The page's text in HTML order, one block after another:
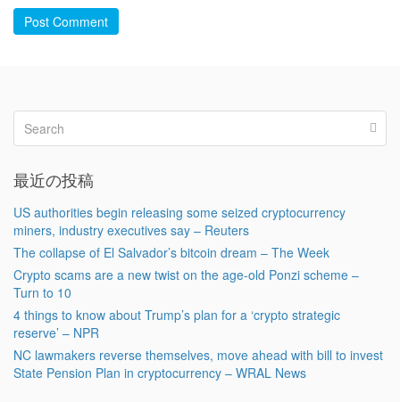
Post Comment
最近の投稿
US authorities begin releasing some seized cryptocurrency
miners, industry executives say – Reuters
The collapse of El Salvador’s bitcoin dream – The Week
Crypto scams are a new twist on the age-old Ponzi scheme –
Turn to 10
4 things to know about Trump’s plan for a ‘crypto strategic
reserve’ – NPR
NC lawmakers reverse themselves, move ahead with bill to invest
State Pension Plan in cryptocurrency – WRAL News